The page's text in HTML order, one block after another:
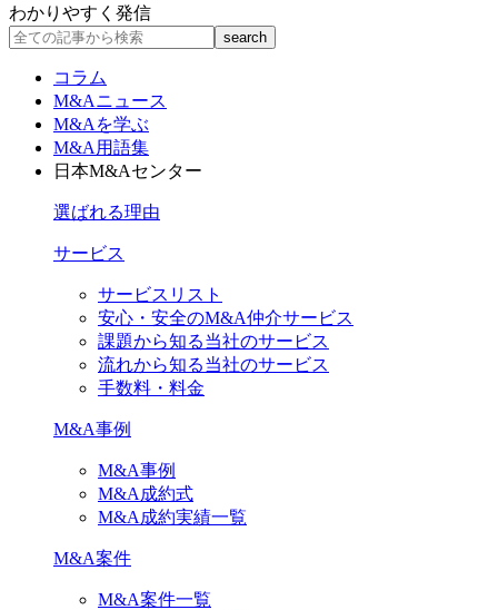
わかりやすく発信
コラム
M&Aニュース
M&Aを学ぶ
M&A用語集
日本M&Aセンター
選ばれる理由
サービス
サービスリスト
安心・安全のM&A仲介サービス
課題から知る当社のサービス
流れから知る当社のサービス
手数料・料金
M&A事例
M&A事例
M&A成約式
M&A成約実績一覧
M&A案件
M&A案件一覧